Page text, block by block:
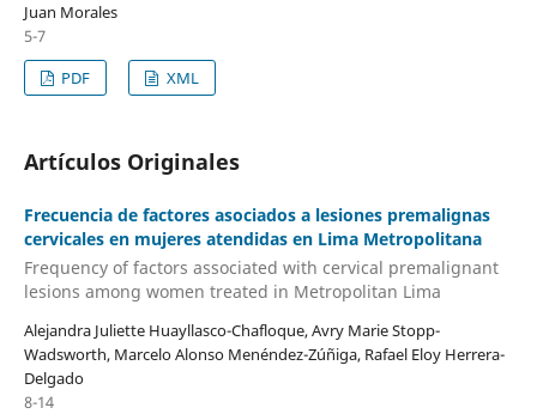
Juan Morales
5-7
PDF
XML
Artículos Originales
Frecuencia de factores asociados a lesiones premalignas
cervicales en mujeres atendidas en Lima Metropolitana
Frequency of factors associated with cervical premalignant
lesions among women treated in Metropolitan Lima
Alejandra Juliette Huayllasco-Chafloque, Avry Marie Stopp-
Wadsworth, Marcelo Alonso Menéndez-Zúñiga, Rafael Eloy Herrera-
Delgado
8-14